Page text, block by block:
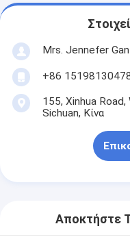
Mrs. Jennefer Gan
+86
155, Xinhua
Sichuan, Κίνα
Αποκτήστε